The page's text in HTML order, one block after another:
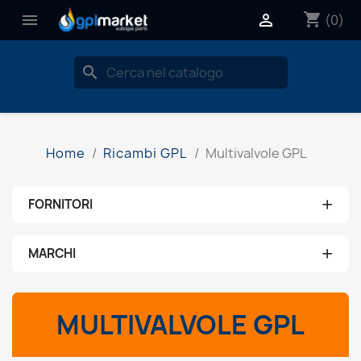
 shopping_cart (0)

search
Home Ricambi GPL Multivalvole GPL
FORNITORI +
MARCHI +
aeb
MULTIVALVOLE GPL